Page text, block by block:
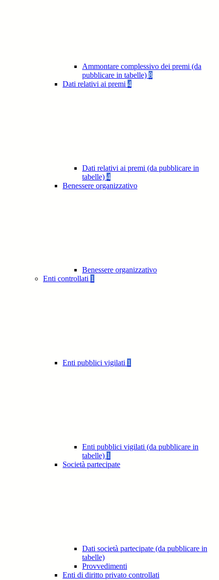
Ammontare complessivo dei premi (da
pubblicare in tabelle) 8
Dati relativi ai premi 4
Dati relativi ai premi (da pubblicare in
tabelle) 4
Benessere organizzativo
Benessere organizzativo
Enti controllati 1
Enti pubblici vigilati 1
Enti pubblici vigilati (da pubblicare in
tabelle) 1
Società partecipate
Dati società partecipate (da pubblicare in
tabelle)
Provvedimenti
Enti di diritto privato controllati